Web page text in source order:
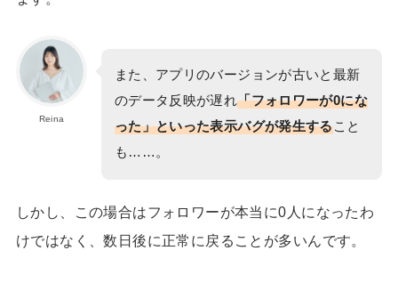
Reina
また、アプリのバージョンが古いと最新
のデータ反映が遅れ「フォロワーが0にな
った」といった表示バグが発生すること
も……。
しかし、この場合はフォロワーが本当に0人になったわ
けではなく、数日後に正常に戻ることが多いんです。